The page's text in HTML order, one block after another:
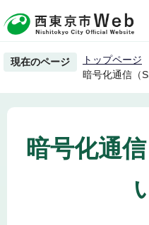
の
ー現在のページ トップページ
暗号化通信（
暗号化通